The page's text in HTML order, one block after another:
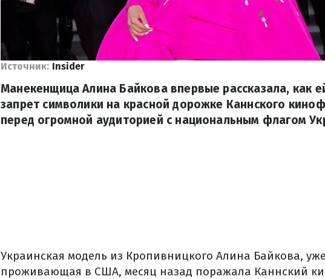
Источник: Insider
Манекенщица Алина Байкова впервые рассказала, как
запрет символики на красной дорожке Каннского
перед огромной аудиторией с национальным флагом
Украинская модель из Кропивницкого Алина Байкова,
проживающая в США, месяц назад поражала Каннский